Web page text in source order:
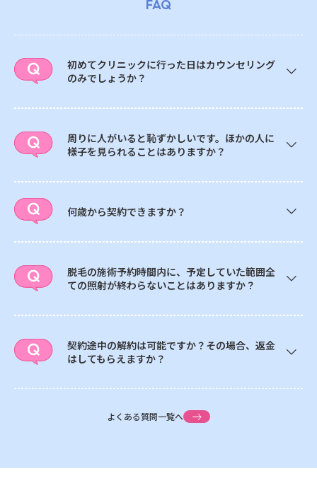
FAQ
初めてクリニックに行った日はカウンセリング
のみでしょうか？
周りに人がいると恥ずかしいです。ほかの人に
様子を見られることはありますか？
何歳から契約できますか？
脱毛の施術予約時間内に、予定していた範囲全
ての照射が終わらないことはありますか？
契約途中の解約は可能ですか？その場合、返金
はしてもらえますか？
よくある質問一覧へ
銀座院